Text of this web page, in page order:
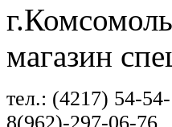
магазин
тел.: (4217) 54-
8(962)-297-06-76